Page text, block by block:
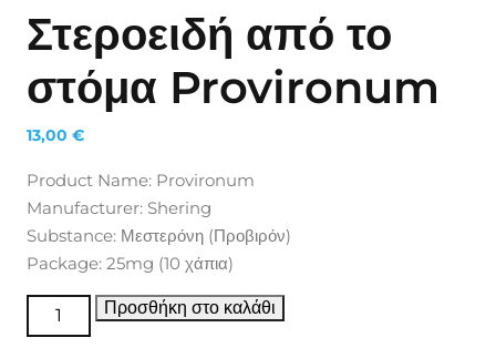
Στεροειδή από το
στόμα Provironum
13,00 €
Product Name: Provironum
Manufacturer: Shering
Substance: Μεστερόνη (Προβιρόν)
Package: 25mg (10 χάπια)
Στεροειδή από το στόμα Provironum ποσότητα
Προσθήκη στο καλάθι